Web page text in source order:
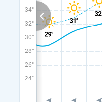
34°
32°
30°
28°
26°
24°